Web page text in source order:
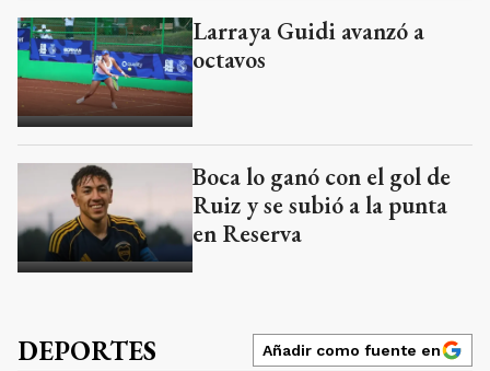
Larraya Guidi avanzó a
octavos
Boca lo ganó con el gol de
Ruiz y se subió a la punta
en Reserva
DEPORTES Añadir como fuente en